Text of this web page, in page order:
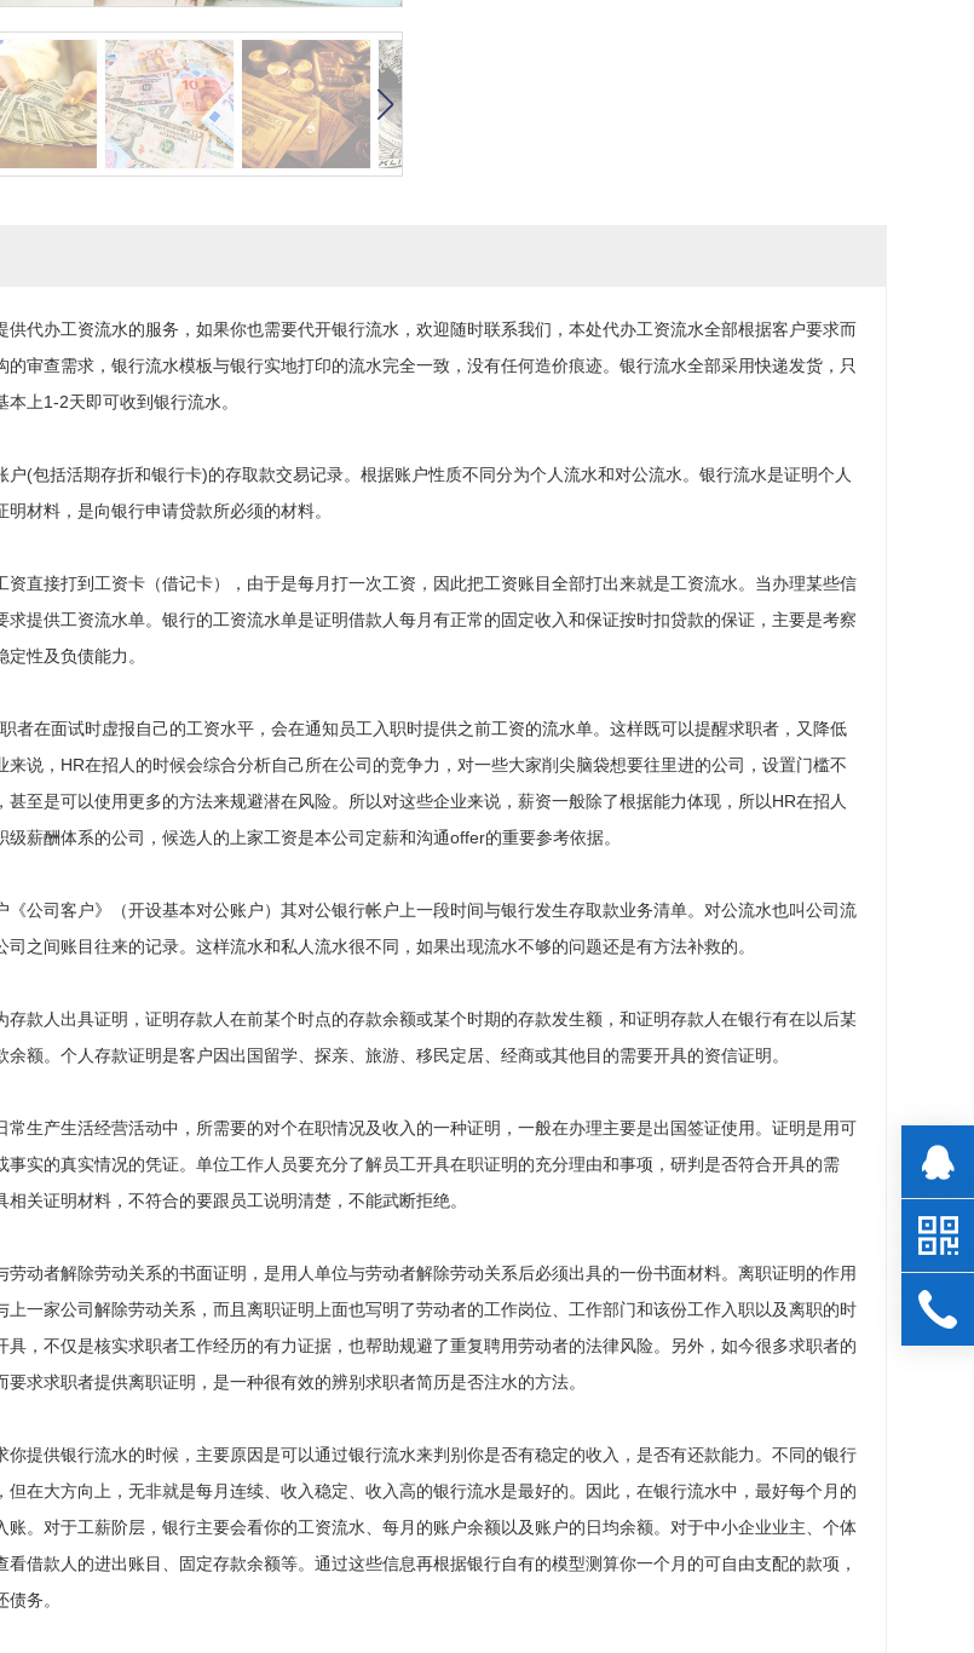
供代办工资流水的服务，如果你也需要代开银行流水，欢迎随时联系我们，本处代办工资流水全部根据客户要求而
的审查需求，银行流水模板与银行实地打印的流水完全一致，没有任何造价痕迹。银行流水全部采用快递发货，只
上1-2天即可收到银行流水。
户(包括活期存折和银行卡)的存取款交易记录。根据账户性质不同分为个人流水和对公流水。银行流水是证明个人
材料，是向银行申请贷款所必须的材料。
资直接打到工资卡（借记卡），由于是每月打一次工资，因此把工资账目全部打出来就是工资流水。当办理某些信
求提供工资流水单。银行的工资流水单是证明借款人每月有正常的固定收入和保证按时扣贷款的保证，主要是考察
性及负债能力。
者在面试时虚报自己的工资水平，会在通知员工入职时提供之前工资的流水单。这样既可以提醒求职者，又降低
来说，HR在招人的时候会综合分析自己所在公司的竞争力，对一些大家削尖脑袋想要往里进的公司，设置门槛不
甚至是可以使用更多的方法来规避潜在风险。所以对这些企业来说，薪资一般除了根据能力体现，所以HR在招人
级薪酬体系的公司，候选人的上家工资是本公司定薪和沟通offer的重要参考依据。
《公司客户》（开设基本对公账户）其对公银行帐户上一段时间与银行发生存取款业务清单。对公流水也叫公司流
司之间账目往来的记录。这样流水和私人流水很不同，如果出现流水不够的问题还是有方法补救的。
存款人出具证明，证明存款人在前某个时点的存款余额或某个时期的存款发生额，和证明存款人在银行有在以后某
余额。个人存款证明是客户因出国留学、探亲、旅游、移民定居、经商或其他目的需要开具的资信证明。
常生产生活经营活动中，所需要的对个在职情况及收入的一种证明，一般在办理主要是出国签证使用。证明是用可
事实的真实情况的凭证。单位工作人员要充分了解员工开具在职证明的充分理由和事项，研判是否符合开具的需
关证明材料，不符合的要跟员工说明清楚，不能武断拒绝。
劳动者解除劳动关系的书面证明，是用人单位与劳动者解除劳动关系后必须出具的一份书面材料。离职证明的作用
上一家公司解除劳动关系，而且离职证明上面也写明了劳动者的工作岗位、工作部门和该份工作入职以及离职的时
具，不仅是核实求职者工作经历的有力证据，也帮助规避了重复聘用劳动者的法律风险。另外，如今很多求职者的
要求求职者提供离职证明，是一种很有效的辨别求职者简历是否注水的方法。
你提供银行流水的时候，主要原因是可以通过银行流水来判别你是否有稳定的收入，是否有还款能力。不同的银行
但在大方向上，无非就是每月连续、收入稳定、收入高的银行流水是最好的。因此，在银行流水中，最好每个月的
账。对于工薪阶层，银行主要会看你的工资流水、每月的账户余额以及账户的日均余额。对于中小企业业主、个体
看借款人的进出账目、固定存款余额等。通过这些信息再根据银行自有的模型测算你一个月的可自由支配的款项，
务。